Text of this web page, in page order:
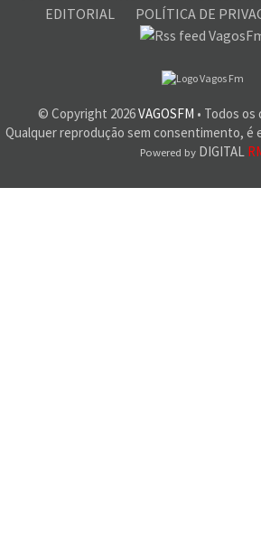
EDITORIAL
POLÍTICA DE
© Copyright 2026VAGOSFM • Todos
Qualquer reprodução sem consentimento, é
Powered byDIGITAL